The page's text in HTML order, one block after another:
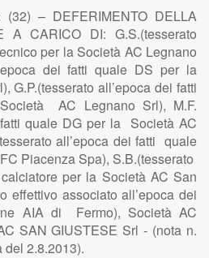
(32) – DEFERIMENTO DELLA
A CARICO DI: G.S.(tesserato
per la Società AC Legnano
dei fatti quale DS per la
G.P.(tesserato all’epoca dei fatti
AC Legnano Srl), M.F.
quale DG per la Società AC
all’epoca dei fatti quale
Piacenza Spa), S.B.(tesserato
per la Società AC San
effettivo associato all’epoca dei
AIA di Fermo), Società AC
SAN GIUSTESE Srl - (nota n.
2.8.2013).